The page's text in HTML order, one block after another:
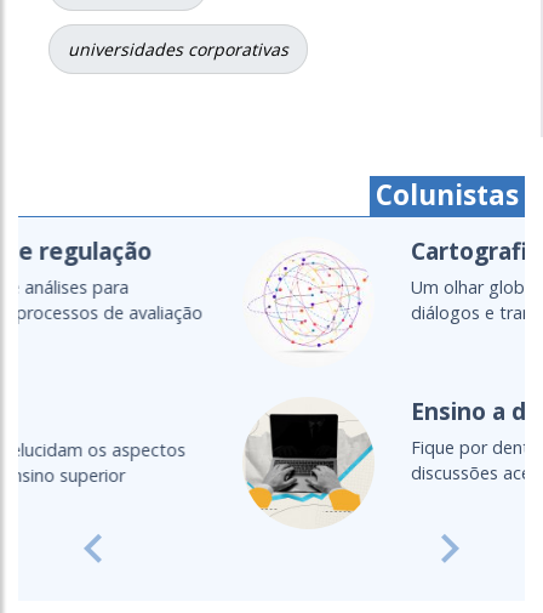
universidades corporativas
Colunistas
Cartografias do setor
Um olhar global para as políticas,
diálogos e transformações da...
Ensino a distância
Fique por dentro das principais
discussões acerca do EAD
Previous Next